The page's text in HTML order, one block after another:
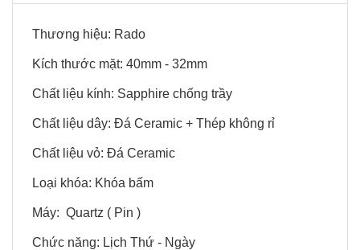
Thương hiệu: Rado
Kích thước mặt: 40mm - 32mm
Chất liệu kính: Sapphire chống trầy
Chất liệu dây: Đá Ceramic + Thép không rỉ
Chất liệu vỏ: Đá Ceramic
Loại khóa: Khóa bấm
Máy: Quartz ( Pin )
Chức năng: Lịch Thứ - Ngày